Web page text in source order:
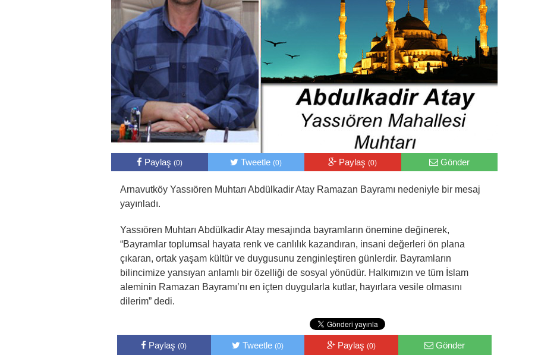
Paylaş (0) Tweetle(0) Paylaş(0) Gönder
Arnavutköy Yassıören Muhtarı Abdülkadir Atay Ramazan Bayramı nedeniyle bir mesaj
yayınladı.
Yassıören Muhtarı Abdülkadir Atay mesajında bayramların önemine değinerek,
“Bayramlar toplumsal hayata renk ve canlılık kazandıran, insani değerleri ön plana
çıkaran, ortak yaşam kültür ve duygusunu zenginleştiren günlerdir. Bayramların
bilincimize yansıyan anlamlı bir özelliği de sosyal yönüdür. Halkımızın ve tüm İslam
aleminin Ramazan Bayramı’nı en içten duygularla kutlar, hayırlara vesile olmasını
dilerim” dedi.
Paylaş(0) Tweetle (0) Paylaş (0) Gönder